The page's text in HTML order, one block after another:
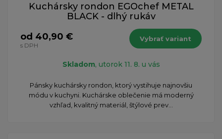
Kuchársky rondon EGOchef METAL
BLACK - dlhý rukáv
od 40,90 €
s DPH
Vybrať variant
Skladom, utorok 11. 8. u vás
Pánsky kuchársky rondon, ktorý vystihuje najnovšiu
módu v kuchyni. Kuchárske oblečenie má moderný
vzhľad, kvalitný materiál, štýlové prev...